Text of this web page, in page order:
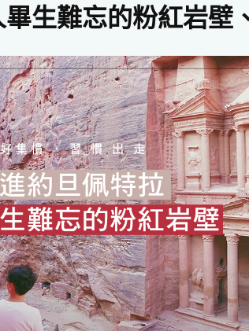
生難忘的粉紅岩壁